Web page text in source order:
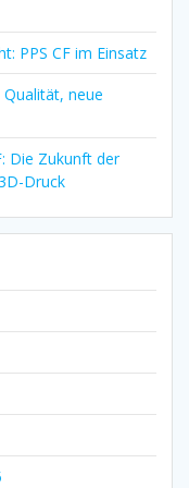
PPS CF im Einsatz
Qualität, neue
Die Zukunft der
Druck